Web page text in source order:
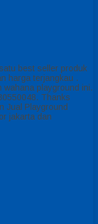
best seller produk
harga terjangkau .
playground ini.
Thanks
Jual Playground
jakarta dan